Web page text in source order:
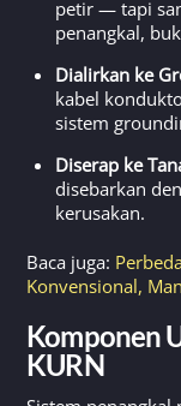
petir — tapi
penangkal,
Dialirkan ke
kabel
sistem
Diserap ke
disebarkan
kerusakan.
Baca juga:
Konvensional,
Komponen
KURN